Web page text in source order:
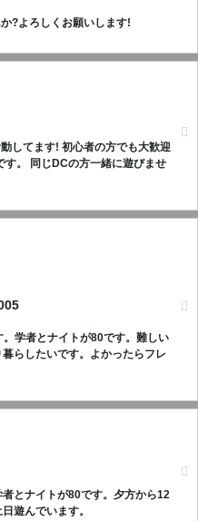
?よろしくお願いします!
してます! 初心者の方でも大歓迎
学者とナイトが80です。難しい
らしたいです。よかったらフレ
とナイトが80です。夕方から12
遊んでいます。